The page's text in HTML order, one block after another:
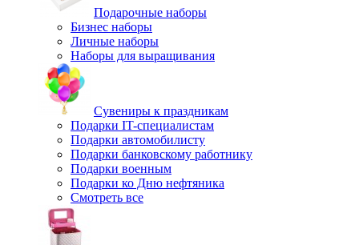
Подарочные наборы
Бизнес наборы
Личные наборы
Наборы для выращивания
Сувениры к праздникам
Подарки IT-специалистам
Подарки автомобилисту
Подарки банковскому работнику
Подарки военным
Подарки ко Дню нефтяника
Смотреть все